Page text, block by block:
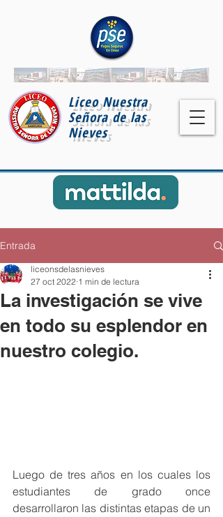
Liceo Nuestra
Señora de las
Nieves
Entrada
La investigación se vive
en todo su esplendor en
nuestro colegio.
liceonsdelasnieves
27 oct 2022 1 min de lectura
Luego de tres años en los cuales los
estudiantes de grado once
desarrollaron las distintas etapas de un